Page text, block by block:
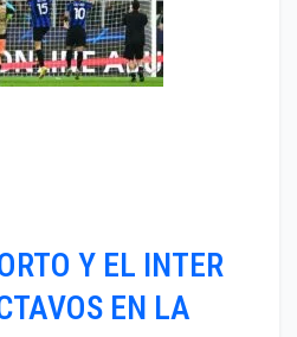
Y EL INTER
EN LA